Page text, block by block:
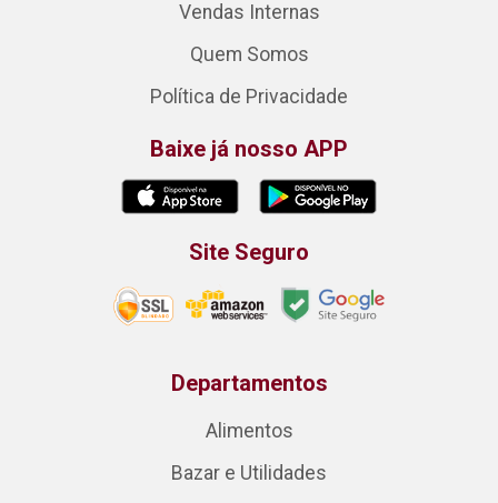
Vendas Internas
Quem Somos
Política de Privacidade
Baixe já nosso APP
Site Seguro
Departamentos
Alimentos
Bazar e Utilidades